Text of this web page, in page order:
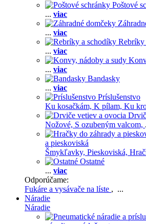
Poštové
... viac
... viac
Rebríky
... viac
... viac
Bandasky
... viac
Príslušenstvo
Ku kosačkám, K pílam, Ku
Nožové, S ozubeným valcom,
a pieskoviská
Šmykľavky, Pieskoviská,
Ostatné
... viac
Odporúčame:
Fukáre a vysávače na líste , ...
Náradie
Náradie